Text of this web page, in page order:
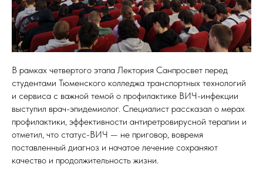
В рамках четвертого этапа Лектория Санпросвет перед
студентами Тюменского колледжа транспортных технологий
и сервиса с важной темой о профилактике ВИЧ-инфекции
выступил врач-эпидемиолог. Специалист рассказал о мерах
профилактики, эффективности антиретровирусной терапии и
отметил, что статус-ВИЧ — не приговор, вовремя
поставленный диагноз и начатое лечение сохраняют
качество и продолжительность жизни.